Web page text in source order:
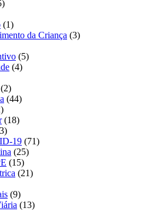
(1)
da Criança (3)
(5)
(4)
(2)
(44)
(18)
19 (71)
(25)
(15)
(21)
(9)
(13)